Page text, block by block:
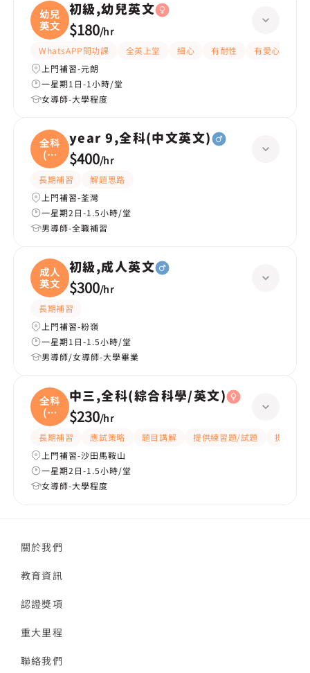
幼兒
英文
初級,幼兒英文
$180/hr
WhatsAPP問功課 全英上堂 細心 有耐性 有愛心
上門補習-元朗
一星期1日-1小時/堂
女導師-大學程度
全科
(中
文
year 9,全科(中文英文)
$400/hr
長期補習
解題思路
上門補習-荃灣
一星期2日-1.5小時/堂
男導師-全職補習
成人
英文
初級,成人英文
$300/hr
長期補習
上門補習-粉嶺
一星期1日-1.5小時/堂
男導師/女導師-大學畢業
全科
(綜
合
中三,全科(綜合科學/英文)
$230/hr
長期補習 應試策略 題目講解 提供練習題/試題
提供筆記
上門補習-沙田馬鞍山
一星期2日-1.5小時/堂
女導師-大學程度
關於我們
教育資訊
認證獎項
重大里程
聯絡我們